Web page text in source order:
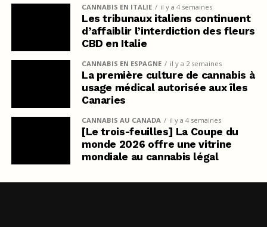
CANNABIS EN ITALIE il y a 4 semaines
Les tribunaux italiens continuent
d’affaiblir l’interdiction des fleurs
CBD en Italie
CANNABIS EN ESPAGNE il y a 2 semaines
La première culture de cannabis à
usage médical autorisée aux îles
Canaries
CANNABIS AU CANADA il y a 4 semaines
[Le trois-feuilles] La Coupe du
monde 2026 offre une vitrine
mondiale au cannabis légal